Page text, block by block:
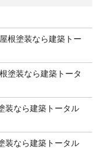
根塗装なら建築トー
塗装なら建築トータ
装なら建築トータル
装なら建築トータル